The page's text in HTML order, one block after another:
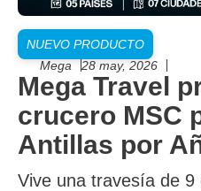
NUEVO PRODUCTO
Mega
28 may, 2026
Mega Travel
crucero MSC
Antillas por
Vive una travesía de